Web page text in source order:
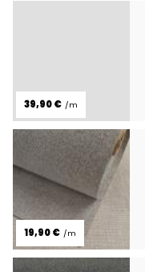
39,90 € /m
19,90 € /m